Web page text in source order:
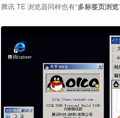
腾讯 TE 浏览器同样也有“多标签页浏览